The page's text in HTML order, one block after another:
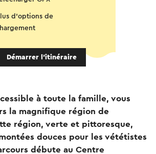
d'options de
Démarrer l’itinéraire
à toute la famille, vous
la magnifique région de
région, verte et pittoresque,
douces pour les vététistes
débute au Centre